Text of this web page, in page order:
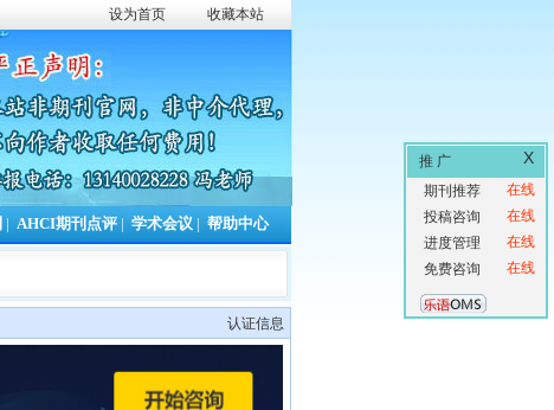
设为首页 收藏本站
AHCI期刊点评 学术会议 帮助中心
认证信息
X
推 广
在线
期刊推荐
在线
投稿咨询
在线
进度管理
在线
免费咨询